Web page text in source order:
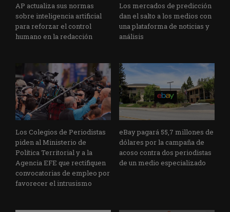
AP actualiza sus normas
sobre inteligencia artificial
para reforzar el control
humano en la redacción
Los mercados de predicción
dan el salto a los medios con
una plataforma de noticias y
análisis
Los Colegios de Periodistas
piden al Ministerio de
Política Territorial y a la
Agencia EFE que rectifiquen
convocatorias de empleo por
favorecer el intrusismo
eBay pagará 55,7 millones de
dólares por la campaña de
acoso contra dos periodistas
de un medio especializado